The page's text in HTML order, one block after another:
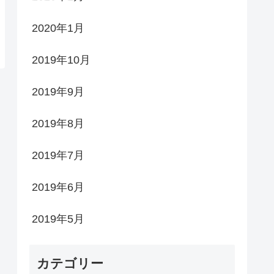
2020年1月
2019年10月
2019年9月
2019年8月
2019年7月
2019年6月
2019年5月
カテゴリー